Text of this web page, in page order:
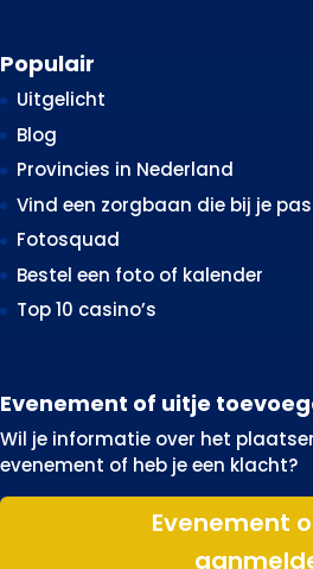
Populair
Uitgelicht
Blog
Provincies in Nederland
Vind een zorgbaan die bij je
Fotosquad
Bestel een foto of kalender
Top 10 casino’s
Evenement of uitje
Wil je informatie over het
evenement of heb je een klacht?
Evenement